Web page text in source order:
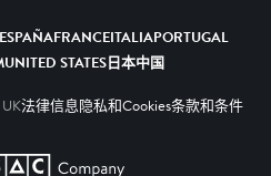
ESPAÑAFRANCEITALIAPORTUGAL
UNITED STATES日本中国
UK法律信息隐私和Cookies条款和条件
A SESAC Company